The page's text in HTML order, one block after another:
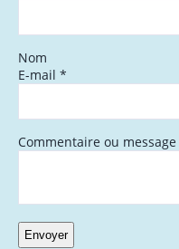
Nom
E-mail *
Commentaire ou message
Envoyer